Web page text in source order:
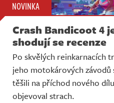
NOVINKA
Crash Bandicoot 4
shodují se recenze
Po skvělých reinkarnacích
jeho motokárových závodů
těšili na příchod nového
objevoval strach.